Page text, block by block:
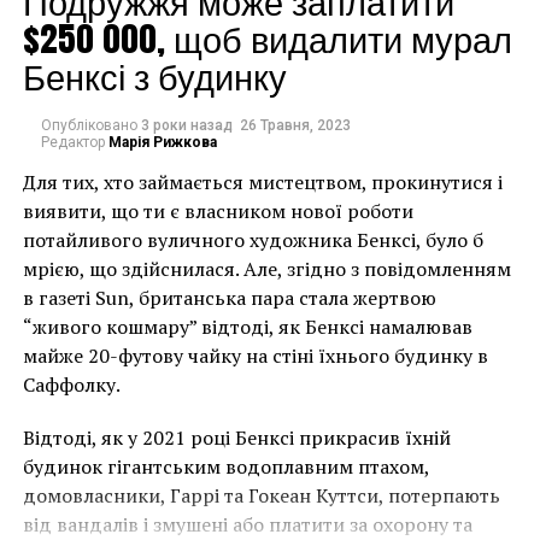
Отдел исламского искусства в Музее Лувр
На данный момент власти уже приостановили
движение рек, а также пригородную
железнодорожную линию, которая проходит вдоль
Сены, опасаясь «потопа столетия».
$250 000, щоб видалити мурал
Бенксі з будинку
Опубліковано 3 роки назад 26 Травня, 2023
Редактор Марія Рижкова
Для тих, хто займається мистецтвом, прокинутися і
виявити, що ти є власником нової роботи
потайливого вуличного художника Бенксі, було б
мрією, що здійснилася. Але, згідно з повідомленням
в газеті Sun, британська пара стала жертвою
“живого кошмару” відтоді, як Бенксі намалював
майже 20-футову чайку на стіні їхнього будинку в
Саффолку.
Відтоді, як у 2021 році Бенксі прикрасив їхній
будинок гігантським водоплавним птахом,
домовласники, Гаррі та Гокеан Куттси, потерпають
від вандалів і змушені або платити за охорону та